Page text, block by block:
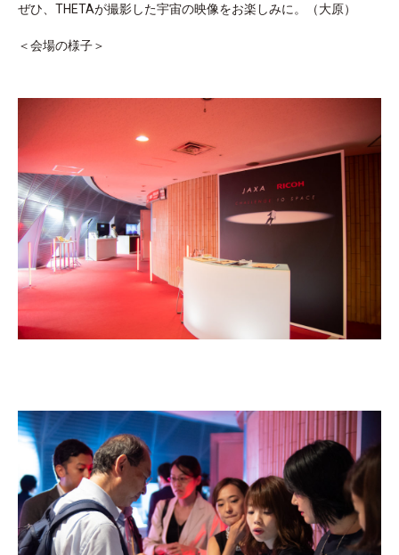
ぜひ、THETAが撮影した宇宙の映像をお楽しみに。（大原）
＜会場の様子＞